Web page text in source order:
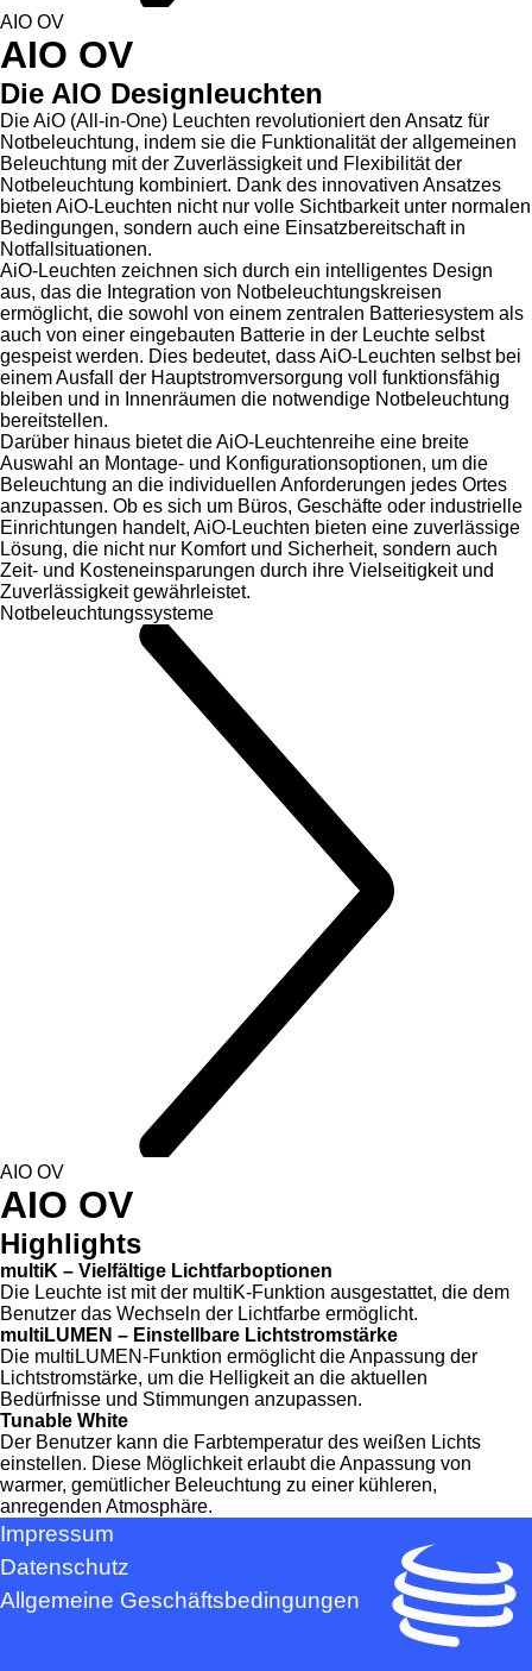
AIO OV
AIO OV
Die AIO Designleuchten
Die AiO (All-in-One) Leuchten revolutioniert den Ansatz für
Notbeleuchtung, indem sie die Funktionalität der allgemeinen
Beleuchtung mit der Zuverlässigkeit und Flexibilität der
Notbeleuchtung kombiniert. Dank des innovativen Ansatzes
bieten AiO-Leuchten nicht nur volle Sichtbarkeit unter normalen
Bedingungen, sondern auch eine Einsatzbereitschaft in
Notfallsituationen.
AiO-Leuchten zeichnen sich durch ein intelligentes Design
aus, das die Integration von Notbeleuchtungskreisen
ermöglicht, die sowohl von einem zentralen Batteriesystem als
auch von einer eingebauten Batterie in der Leuchte selbst
gespeist werden. Dies bedeutet, dass AiO-Leuchten selbst bei
einem Ausfall der Hauptstromversorgung voll funktionsfähig
bleiben und in Innenräumen die notwendige Notbeleuchtung
bereitstellen.
Darüber hinaus bietet die AiO-Leuchtenreihe eine breite
Auswahl an Montage- und Konfigurationsoptionen, um die
Beleuchtung an die individuellen Anforderungen jedes Ortes
anzupassen. Ob es sich um Büros, Geschäfte oder industrielle
Einrichtungen handelt, AiO-Leuchten bieten eine zuverlässige
Lösung, die nicht nur Komfort und Sicherheit, sondern auch
Zeit- und Kosteneinsparungen durch ihre Vielseitigkeit und
Zuverlässigkeit gewährleistet.
Notbeleuchtungssysteme
AIO OV
AIO OV
Highlights
multiK – Vielfältige Lichtfarboptionen
Die Leuchte ist mit der multiK-Funktion ausgestattet, die dem
Benutzer das Wechseln der Lichtfarbe ermöglicht.
multiLUMEN – Einstellbare Lichtstromstärke
Die multiLUMEN-Funktion ermöglicht die Anpassung der
Lichtstromstärke, um die Helligkeit an die aktuellen
Bedürfnisse und Stimmungen anzupassen.
Tunable White
Der Benutzer kann die Farbtemperatur des weißen Lichts
einstellen. Diese Möglichkeit erlaubt die Anpassung von
warmer, gemütlicher Beleuchtung zu einer kühleren,
anregenden Atmosphäre.
Impressum
Datenschutz
Allgemeine Geschäftsbedingungen